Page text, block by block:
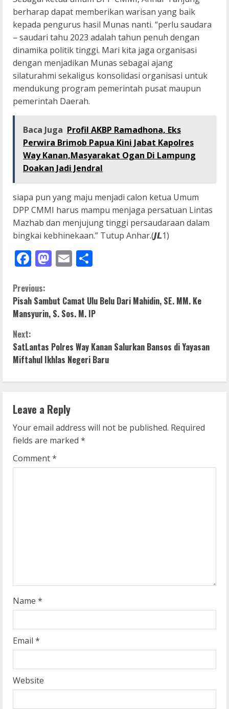
berharap dapat memberikan warisan yang baik
kepada pengurus hasil Munas nanti. “perlu saudara
– saudari tahu 2023 adalah tahun penuh dengan
dinamika politik tinggi. Mari kita jaga organisasi
dengan menjadikan Munas sebagai ajang
silaturahmi sekaligus konsolidasi organisasi untuk
mendukung program pemerintah pusat maupun
pemerintah Daerah.
Baca Juga Profil AKBP Ramadhona, Eks
Perwira Brimob Papua Kini Jabat Kapolres
Way Kanan,Masyarakat Ogan Di Lampung
Doakan Jadi Jendral
siapa pun yang maju menjadi calon ketua Umum
DPP CMMI harus mampu menjaga persatuan Lintas
Mazhab dan menjujung tinggi persaudaraan dalam
bingkai kebhinekaan.” Tutup Anhar.(𝙅𝙇1)
Facebook
Mastodon
Email
C
o
n
t
i
n
u
e
R
g
Previous:
Pisah Sambut Camat Ulu Belu Dari Mahidin, SE. MM. Ke
Mansyurin, S. Sos. M. IP
Next:
SatLantas Polres Way Kanan Salurkan Bansos di Yayasan
Miftahul Ikhlas Negeri Baru
Leave a Reply
Your email address will not be published. Required
fields are marked *
Comment*
Name *
Email *
Website